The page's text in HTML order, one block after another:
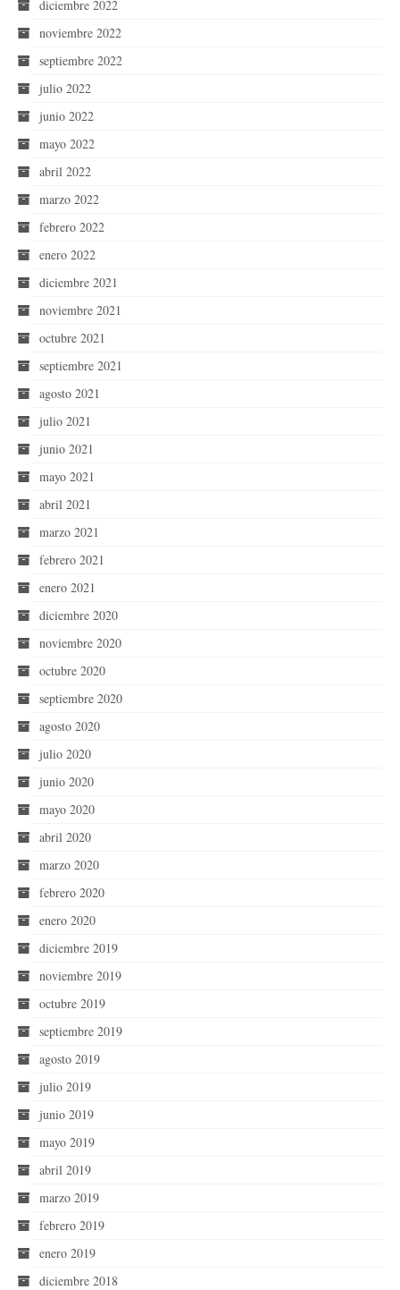
diciembre 2022
noviembre 2022
septiembre 2022
julio 2022
junio 2022
mayo 2022
abril 2022
marzo 2022
febrero 2022
enero 2022
diciembre 2021
noviembre 2021
octubre 2021
septiembre 2021
agosto 2021
julio 2021
junio 2021
mayo 2021
abril 2021
marzo 2021
febrero 2021
enero 2021
diciembre 2020
noviembre 2020
octubre 2020
septiembre 2020
agosto 2020
julio 2020
junio 2020
mayo 2020
abril 2020
marzo 2020
febrero 2020
enero 2020
diciembre 2019
noviembre 2019
octubre 2019
septiembre 2019
agosto 2019
julio 2019
junio 2019
mayo 2019
abril 2019
marzo 2019
febrero 2019
enero 2019
diciembre 2018